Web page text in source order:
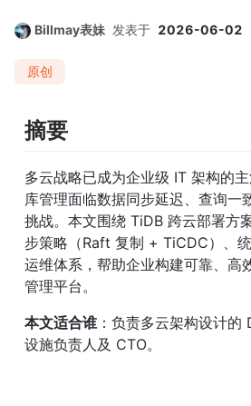
Billmay表妹 发表于 2026-06-02
原创
摘要
多云战略已成为企业级 IT 架构的
库管理面临数据同步延迟、查询一
挑战。本文围绕 TiDB 跨云部署方
步策略（Raft 复制 + TiCDC）、
运维体系，帮助企业构建可靠、高
管理平台。
本文适合谁 ：负责多云架构设计的
设施负责人及 CTO。